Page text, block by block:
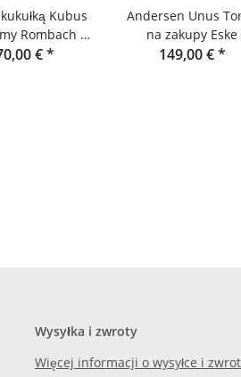
Kubus
Rombach &
Haas€*
Andersen Unus
na zakupy Eske
149,00 €*
Wysyłka i zwroty
Więcej informacji o wysyłce i